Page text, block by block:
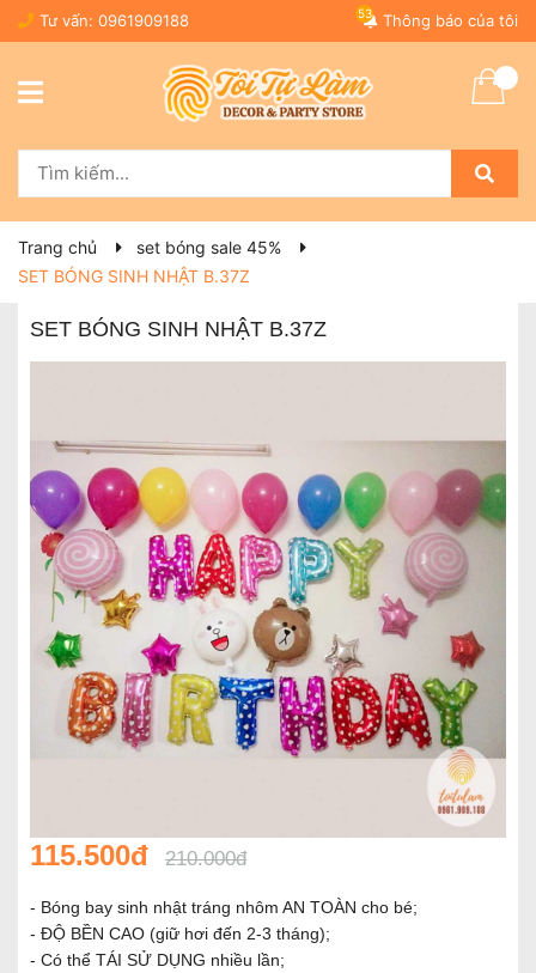
Tư vấn: 0961909188 Thông báo của tôi
53
Trang chủ
set bóng sale 45%
SET BÓNG SINH NHẬT B.37Z
SET BÓNG SINH NHẬT B.37Z
115.500đ 210.000đ
- Bóng bay sinh nhật tráng nhôm AN TOÀN cho bé;
- ĐỘ BỀN CAO (giữ hơi đến 2-3 tháng);
- Có thể TÁI SỬ DỤNG nhiều lần;